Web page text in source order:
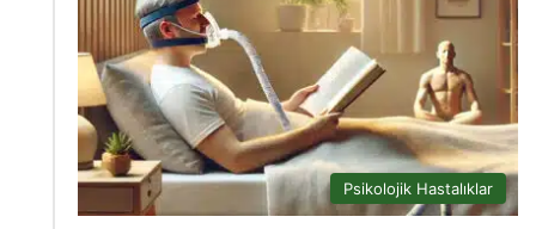
Psikolojik Hastalıklar